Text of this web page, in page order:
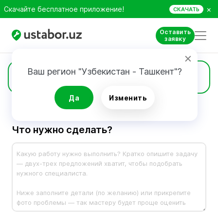
Скачайте бесплатное приложение! СКАЧАТЬ ×
Оставить
заявку
Ваш регион "Узбекистан - Ташкент"?
Да Изменить
Заявка
Что нужно сделать?